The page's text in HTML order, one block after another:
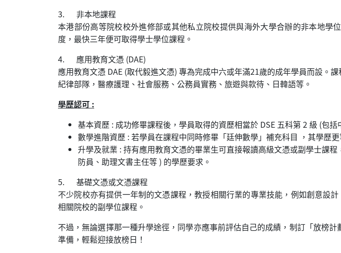
3. 非本地課程
本港部份高等院校校外進修部或其他私立院校提供與海外大學合辦的非本地
度，最快三年便可取得學士學位課程。
4. 應用教育文憑 (DAE)
應用教育文憑 DAE (取代毅進文憑) 專為完成中六或年滿21歲的成年學員而設。
紀律部隊，醫療護理、社會服務、公務員實務、旅遊與款待、日韓語等。
學歷認可 :
基本資歷 : 成功修畢課程後，學員取得的資歷相當於 DSE 五科第 2 級 (包括
數學進階資歷 : 若學員在課程中同時修畢「廷伸數學」補充科目 ，其學歷
升學及就業 : 持有應用教育文憑的畢業生可直接報讀高級文憑或副學士課
防員、助理文書主任等 ) 的學歷要求。
5. 基礎文憑或文憑課程
不少院校亦有提供一年制的文憑課程，教授相關行業的專業技能，例如創意設
相關院校的副學位課程。
不過，無論選擇那一種升學途徑，同學亦應事前評估自己的成績，制訂「放榜
準備，輕鬆迎接放榜日！